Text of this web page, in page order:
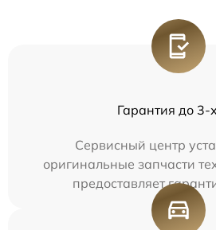
Гарантия до 3-
Сервисный центр
оригинальные запчасти
предоставляет